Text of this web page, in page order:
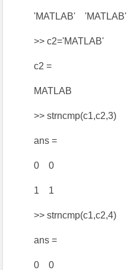
'MATLAB' 'MATLAB'
>> c2='MATLAB'
c2 =
MATLAB
>> strncmp(c1,c2,3)
ans =
0 0
1 1
>> strncmp(c1,c2,4)
ans =
0 0